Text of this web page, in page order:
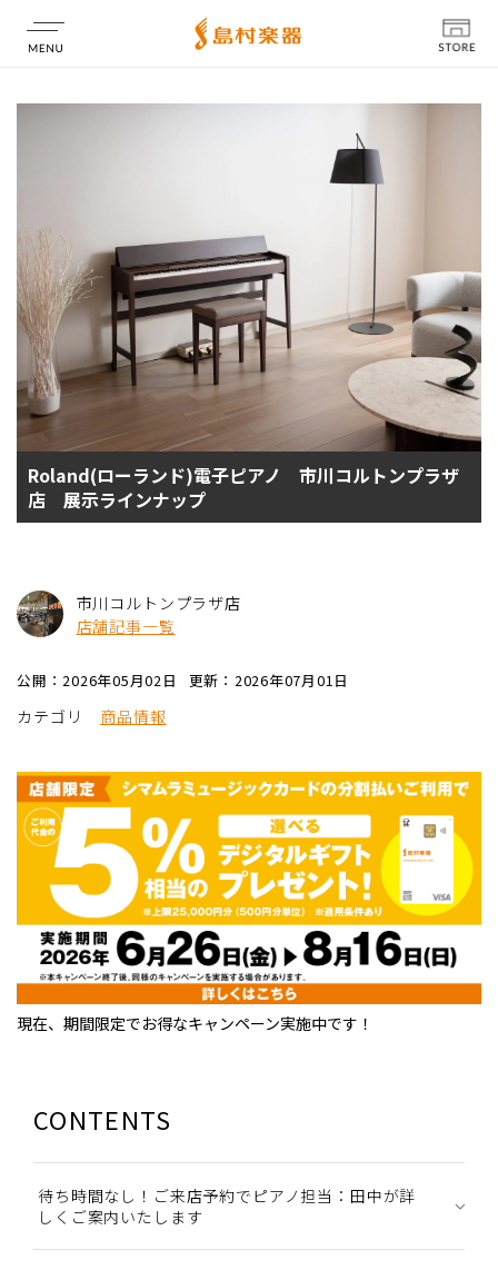
店舗情報
Roland(ローランド)電子ピアノ 市川コルトンプラザ
店 展示ラインナップ
市川コルトンプラザ店
店舗記事一覧
公開：2026年05月02日 更新：2026年07月01日
カテゴリ 商品情報
現在、期間限定でお得なキャンペーン実施中です！
CONTENTS
待ち時間なし！ご来店予約でピアノ担当：田中が詳
しくご案内いたします